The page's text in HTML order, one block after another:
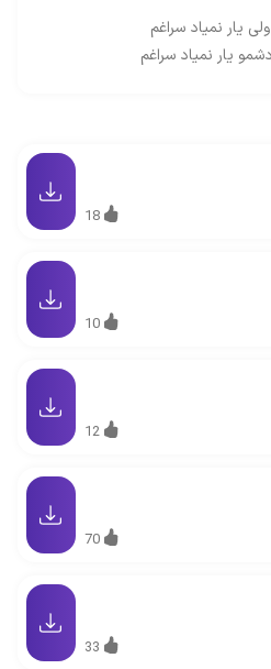
یار نمیاد سراغم
یار نمیاد سراغم
18
10
12
70
33